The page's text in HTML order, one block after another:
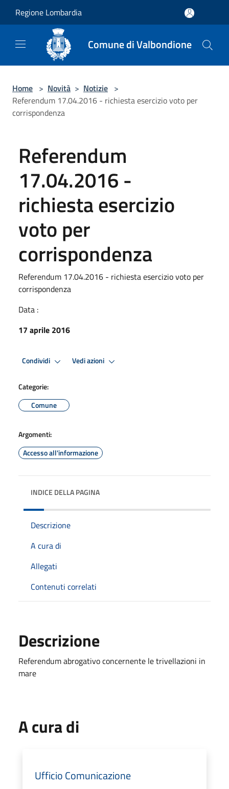
Regione Lombardia
Comune di Valbondione
Home > Novità > Notizie >
Referendum 17.04.2016 - richiesta esercizio voto per
corrispondenza
Referendum
17.04.2016 -
richiesta esercizio
voto per
corrispondenza
Referendum 17.04.2016 - richiesta esercizio voto per
corrispondenza
Data :
17 aprile 2016
Condividi Vedi azioni
Categorie:
Comune
Argomenti:
Accesso all'informazione
INDICE DELLA PAGINA
Descrizione
A cura di
Allegati
Contenuti correlati
Descrizione
Referendum abrogativo concernente le trivellazioni in
mare
A cura di
Ufficio Comunicazione